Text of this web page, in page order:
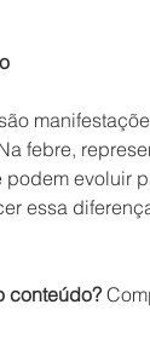
febre,
podem evoluir
essa
conteúdo?